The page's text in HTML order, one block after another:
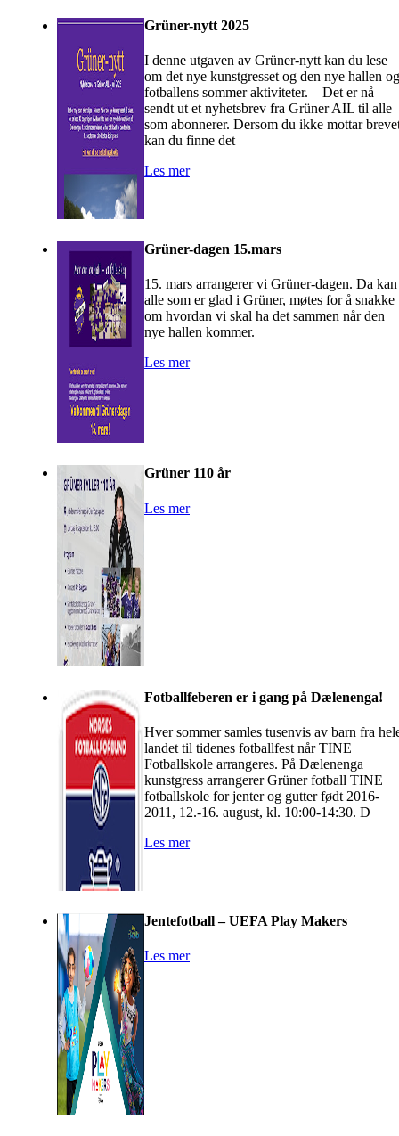
Grüner-nytt 2025
I denne utgaven av Grüner-nytt kan du lese
om det nye kunstgresset og den nye hallen og
fotballens sommer aktiviteter. Det er nå
sendt ut et nyhetsbrev fra Grüner AIL til alle
som abonnerer. Dersom du ikke mottar
kan du finne det
Les mer
Grüner-dagen 15.mars
15. mars arrangerer vi Grüner-dagen. Da kan
alle som er glad i Grüner, møtes for å snakke
om hvordan vi skal ha det sammen når den
nye hallen kommer.
Les mer
Grüner 110 år
Les mer
Fotballfeberen er i gang på Dælenenga!
Hver sommer samles tusenvis av barn fra
landet til tidenes fotballfest når TINE
Fotballskole arrangeres. På Dælenenga
kunstgress arrangerer Grüner fotball TINE
fotballskole for jenter og gutter født 2016-
2011, 12.-16. august, kl. 10:00-14:30. D
Les mer
Jentefotball – UEFA Play Makers
Les mer